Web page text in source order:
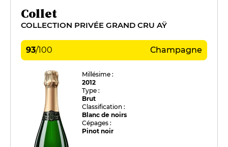
Collet
COLLECTION PRIVÉE GRAND CRU AŸ
93/100 Champagne
Millésime :
2012
Type :
Brut
Classification :
Blanc de noirs
Cépages :
Pinot noir